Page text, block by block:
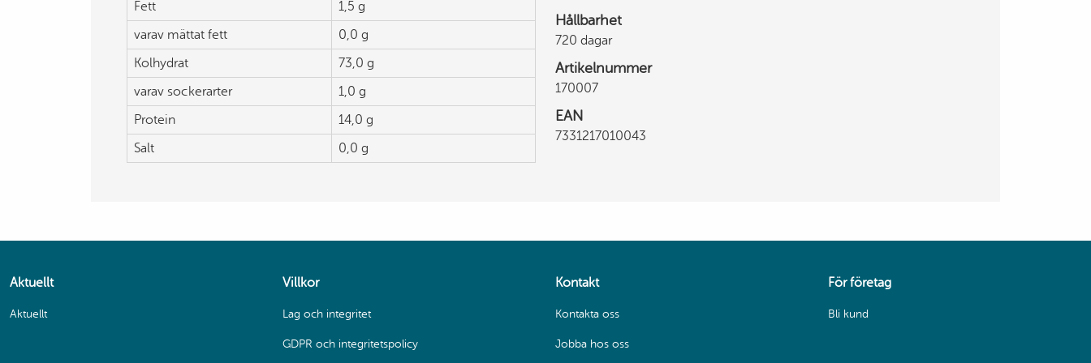
Fett
1,5 g
varav mättat fett
0,0 g
Kolhydrat
73,0 g
varav sockerarter
1,0 g
Protein
14,0 g
Salt
0,0 g
Hållbarhet
720 dagar
Artikelnummer
170007
EAN
7331217010043
Aktuellt
Aktuellt
Villkor
Lag och integritet
GDPR och integritetspolicy
Kontakt
Kontakta oss
Jobba hos oss
För företag
Bli kund